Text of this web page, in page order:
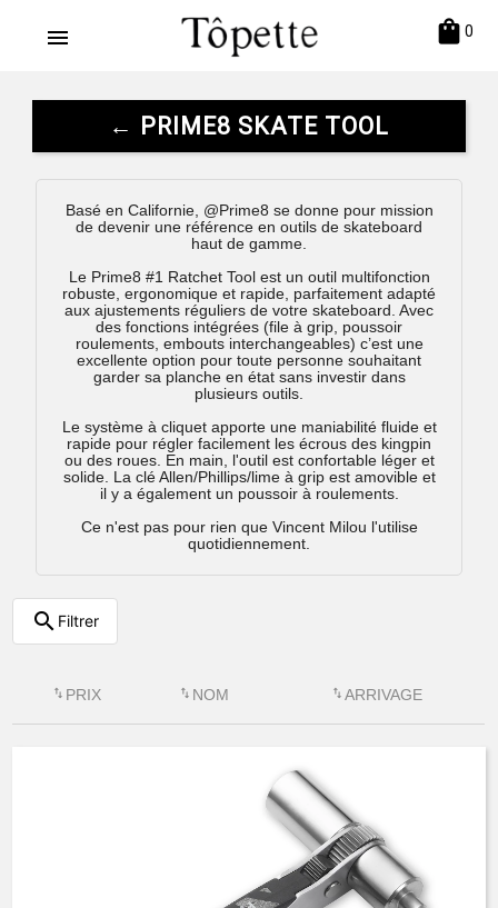
menu shopping_bag 0
← PRIME8 SKATE TOOL
Basé en Californie, @Prime8 se donne pour mission
de devenir une référence en outils de skateboard
haut de gamme.
Le Prime8 #1 Ratchet Tool est un outil multifonction
robuste, ergonomique et rapide, parfaitement adapté
aux ajustements réguliers de votre skateboard. Avec
des fonctions intégrées (file à grip, poussoir
roulements, embouts interchangeables) c’est une
excellente option pour toute personne souhaitant
garder sa planche en état sans investir dans
plusieurs outils.
Le système à cliquet apporte une maniabilité fluide et
rapide pour régler facilement les écrous des kingpin
ou des roues. En main, l'outil est confortable léger et
solide. La clé Allen/Phillips/lime à grip est amovible et
il y a également un poussoir à roulements.
Ce n'est pas pour rien que Vincent Milou l'utilise
quotidiennement.
search Filtrer
swap_vert PRIX swap_vert NOM swap_vert ARRIVAGE